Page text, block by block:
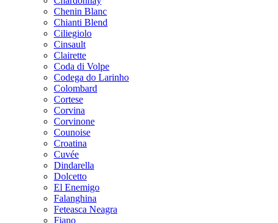
Chenin Blanc
Chianti Blend
Ciliegiolo
Cinsault
Clairette
Coda di Volpe
Codega do Larinho
Colombard
Cortese
Corvina
Corvinone
Counoise
Croatina
Cuvée
Dindarella
Dolcetto
El Enemigo
Falanghina
Feteasca Neagra
Fiano